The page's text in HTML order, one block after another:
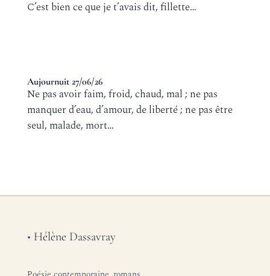
C’est bien ce que je t’avais dit, fillette…
Aujournuit 27/06/26
Ne pas avoir faim, froid, chaud, mal ; ne pas
manquer d’eau, d’amour, de liberté ; ne pas être
seul, malade, mort…
• Hélène Dassavray